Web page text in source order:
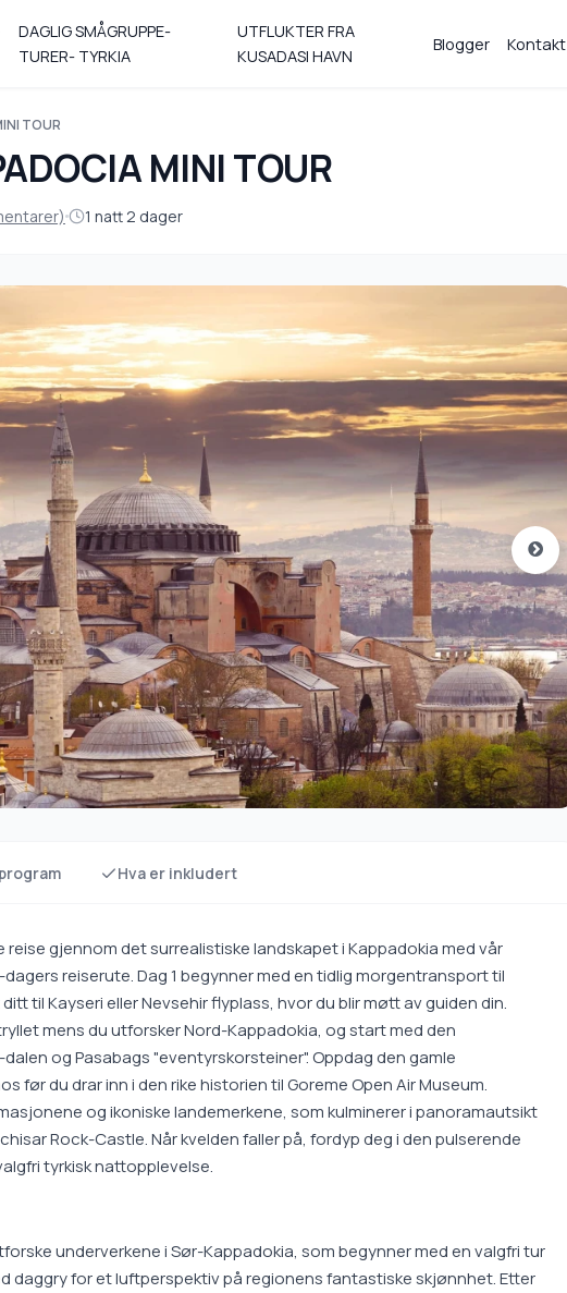
DAGLIG SMÅGRUPPE-
TURER- TYRKIA
UTFLUKTER FRA
KUSADASI HAVN
Blogger Kontakt
TOUR
MINI TOUR
1 natt 2 dager
Hva er inkludert
reise gjennom det surrealistiske landskapet i Kappadokia med vår
reiserute. Dag 1 begynner med en tidlig morgentransport til
til Kayseri eller Nevsehir flyplass, hvor du blir møtt av guiden din.
mens du utforsker Nord-Kappadokia, og start med den
og Pasabags "eventyrskorsteiner". Oppdag den gamle
før du drar inn i den rike historien til Goreme Open Air Museum.
og ikoniske landemerkene, som kulminerer i panoramautsikt
Rock-Castle. Når kvelden faller på, fordyp deg i den pulserende
tyrkisk nattopplevelse.
underverkene i Sør-Kappadokia, som begynner med en valgfri tur
daggry for et luftperspektiv på regionens fantastiske skjønnhet. Etter